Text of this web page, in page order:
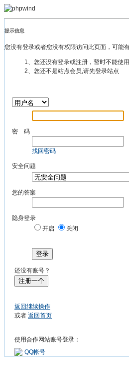
提示信息
您没有登录或者您没有权限访问此页面，可能
1、您还没有登录或注册，暂时不能使
2、您还不是站点会员,请先登录站点
密 码
找回密码
安全问题
您的答案
隐身登录
开启
关闭
登录
还没有账号？
注册一个
返回继续操作
或者 返回首页
使用合作网站账号登录：
QQ帐号